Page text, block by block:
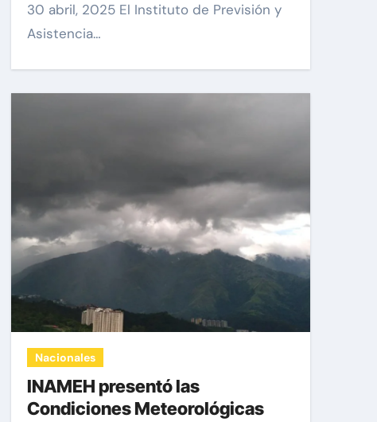
30 abril, 2025 El Instituto de Previsión y
Asistencia…
Nacionales
INAMEH presentó las
Condiciones Meteorológicas